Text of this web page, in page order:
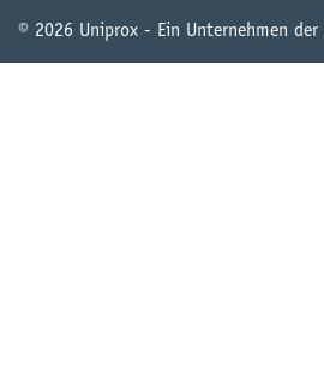
© 2026 Uniprox - Ein Unternehmen